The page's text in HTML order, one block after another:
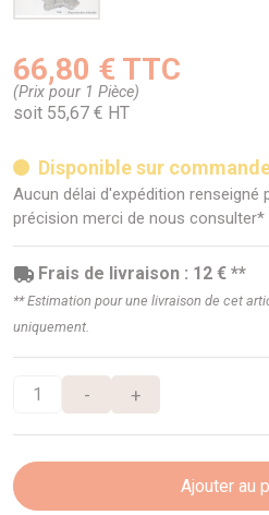
66,80 € TTC
(Prix pour 1 Pièce)
soit 55,67 € HT
Disponible sur
Aucun délai d'expédition renseigné
précision merci de nous consulter*
Frais de livraison : 12 € **
** Estimation pour une livraison de cet
uniquement.
- +
Ajouter au